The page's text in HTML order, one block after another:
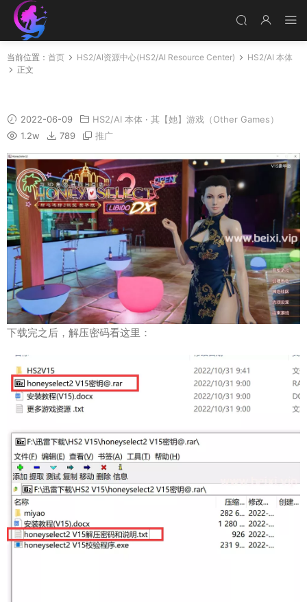
当前位置： 首页 HS2/AI资源中心(HS2/AI Resource Center)
HS2/AI 本体
正文
2022-06-09 HS2/AI 本体 · 其【她】游戏（Other Games）
1.2w
789 推广
下载完之后，解压密码看这里：